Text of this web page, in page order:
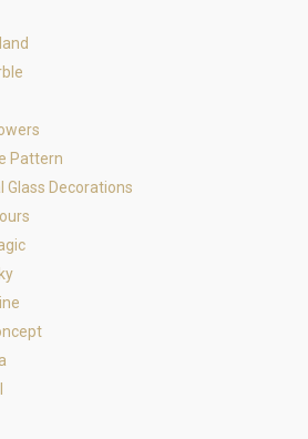
Pattern
Glass Decorations